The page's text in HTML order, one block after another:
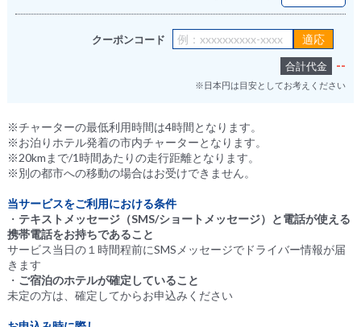
クーポンコード
合計代金 --
※日本円は目安としてお考えください
※チャーターの最低利用時間は4時間となります。
※お泊りホテル発着の市内チャーターとなります。
※20kmまで/1時間あたりの走行距離となります。
※別の都市への移動の場合はお受けできません。
当サービスをご利用における条件
・ テキストメッセージ（SMS/ショートメッセージ）と電話が使える
携帯電話をお持ちであること
サービス当日の１時間程前にSMSメッセージでドライバー情報が届
きます
・ ご宿泊のホテルが確定していること
未定の方は、確定してからお申込みください